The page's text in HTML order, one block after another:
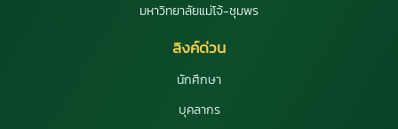
มหาวิทยาลัยแม่โจ้-ชุมพร
ลิงค์ด่วน
นักศึกษา
บุคลากร